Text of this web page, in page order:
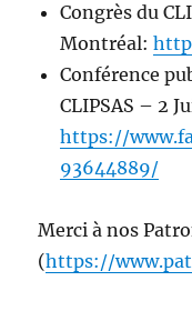
Congrès du
Montréal:
Conférence
CLIPSAS – 2
https://
93644889/
Merci à nos
(https://